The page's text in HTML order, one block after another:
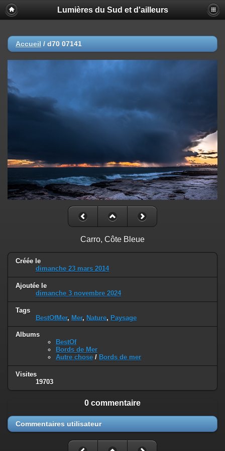
Lumières du Sud et d'ailleurs
Accueil / d70 07141
Carro, Côte Bleue
Créée le
dimanche 23 mars 2014
Ajoutée le
dimanche 3 novembre 2024
Tags
BestOfMer, Mer, Nature, Paysage
Albums
BestOf
Bords de Mer
Autre chose / Bords de mer
Visites
19703
0 commentaire
Commentaires utilisateur